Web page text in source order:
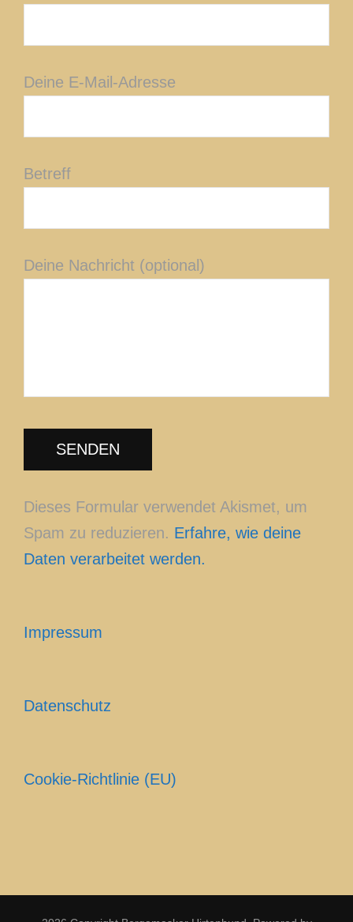
Deine E-Mail-Adresse
Betreff
Deine Nachricht (optional)
Dieses Formular verwendet Akismet, um
Spam zu reduzieren. Erfahre, wie deine
Daten verarbeitet werden.
Impressum
Datenschutz
Cookie-Richtlinie (EU)